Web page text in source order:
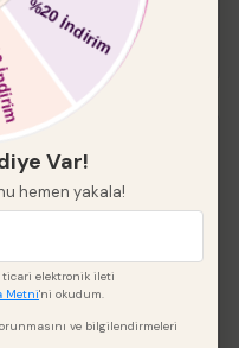
Var!
hemen yakala!
ticari elektronik ileti
Metni'ni okudum.
ve bilgilendirmeleri